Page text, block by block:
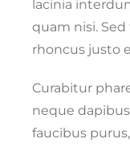
lacinia
quam nisi.
rhoncus justo
Curabitur
neque
faucibus